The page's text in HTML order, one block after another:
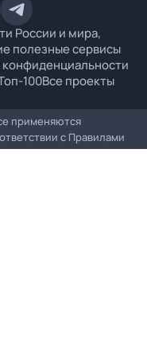
России и мира,
полезные сервисы
100Все проекты
применяются
с Правилами